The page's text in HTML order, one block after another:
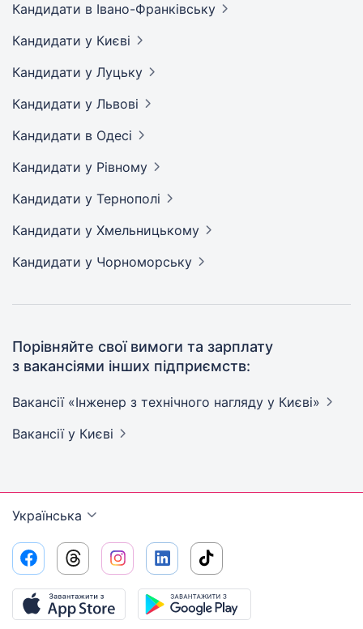
Кандидати в Івано-Франківську
Кандидати у Києві
Кандидати у Луцьку
Кандидати у Львові
Кандидати в Одесі
Кандидати у Рівному
Кандидати у Тернополі
Кандидати у Хмельницькому
Кандидати у Чорноморську
Порівняйте свої вимоги та зарплату
з вакансіями інших підприємств:
Вакансії «Інженер з технічного нагляду у Києві»
Вакансії у Києві
Українська